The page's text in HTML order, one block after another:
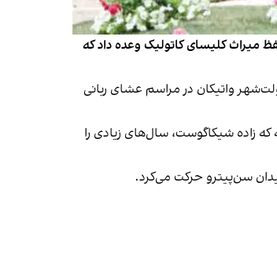
بر حفظ میراث کلیسای کاتولیک وعده داد که
واتیکان در مراسم عشای ربانی
با تکان دادن پرچم‌های آمریکا و پرو، او را به‌عنوان نخستین پاپ منتسب به کشورهایشان ستودند. این پاپ ۶۹ ساله که زاده شیکاگوست، سال‌های زیادی را
میدان سن‌پیترو حرکت می‌کرد.